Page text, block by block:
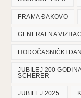
FRAMA ĐAKOVO
GENERALNA
HODOČASNIČKI
JUBILEJ 200
SCHERER
JUBILEJ 2025.